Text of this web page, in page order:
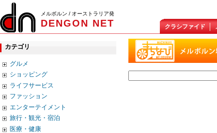
メルボルン / オーストラリア発
DENGON NET クラシファイド
カテゴリ
グルメ
ショッピング
ライフサービス
ファッション
エンターテイメント
旅行・観光・宿泊
医療・健康